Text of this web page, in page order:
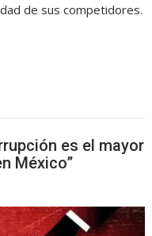
de sus competidores.
es el mayor
México”